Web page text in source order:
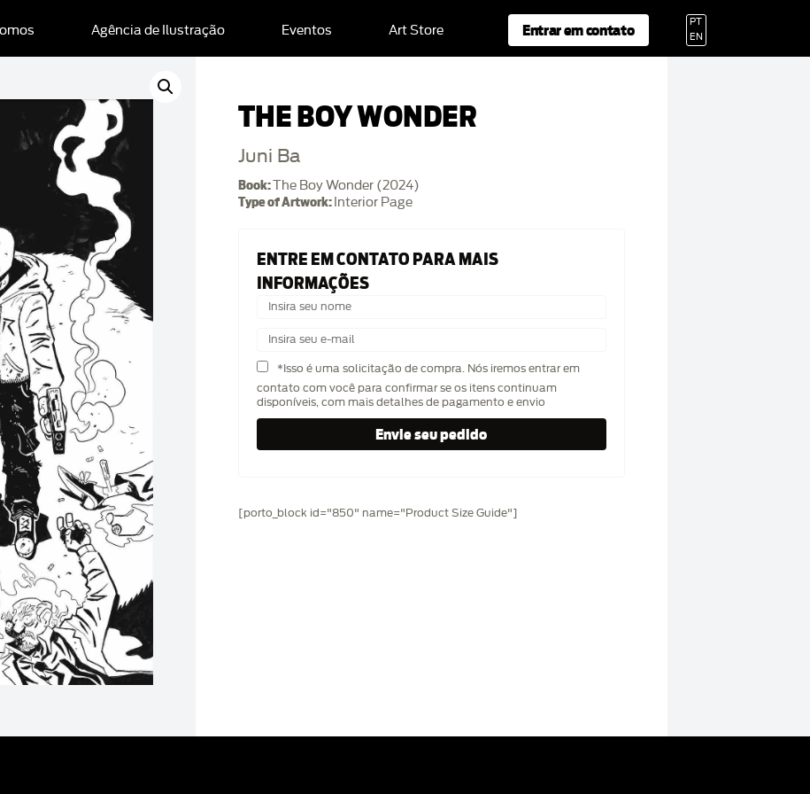
Agência de Ilustração Eventos Art Store Entrar em contato
PT
EN
THE BOY WONDER
Juni Ba
Book:The Boy Wonder (2024)
Type of Artwork: Interior Page
ENTRE EM CONTATO PARA MAIS
INFORMAÇÕES
*Isso é uma solicitação de compra. Nós iremos entrar em
contato com você para confirmar se os itens continuam
disponíveis, com mais detalhes de pagamento e envio
[porto_block id="850" name="Product Size Guide"]